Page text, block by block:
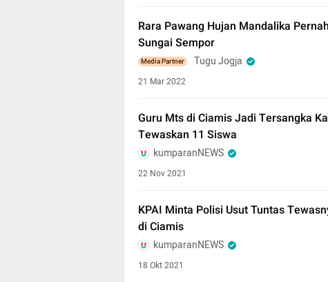
Rara Pawang Hujan Mandalika
Sungai Sempor
Media Partner Tugu Jogja
21 Mar 2022
Guru Mts di Ciamis Jadi Tersangka
Tewaskan 11 Siswa
kumparanNEWS
22 Nov 2021
KPAI Minta Polisi Usut Tuntas
di Ciamis
kumparanNEWS
18 Okt 2021